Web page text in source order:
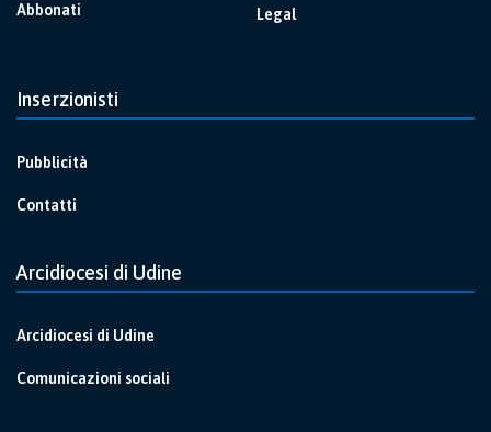
Abbonati Legal
Inserzionisti
Pubblicità
Contatti
Arcidiocesi di Udine
Arcidiocesi di Udine
Comunicazioni sociali